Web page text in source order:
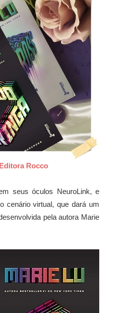
Rocco
seus óculos NeuroLink, e
cenário virtual, que dará um
pela autora Marie